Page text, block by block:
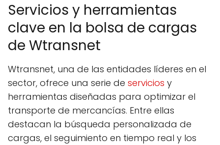
Servicios y herramientas
clave en la bolsa de cargas
de Wtransnet
Wtransnet, una de las entidades líderes en el
sector, ofrece una serie de servicios y
herramientas diseñadas para optimizar el
transporte de mercancías. Entre ellas
destacan la búsqueda personalizada de
cargas, el seguimiento en tiempo real y los